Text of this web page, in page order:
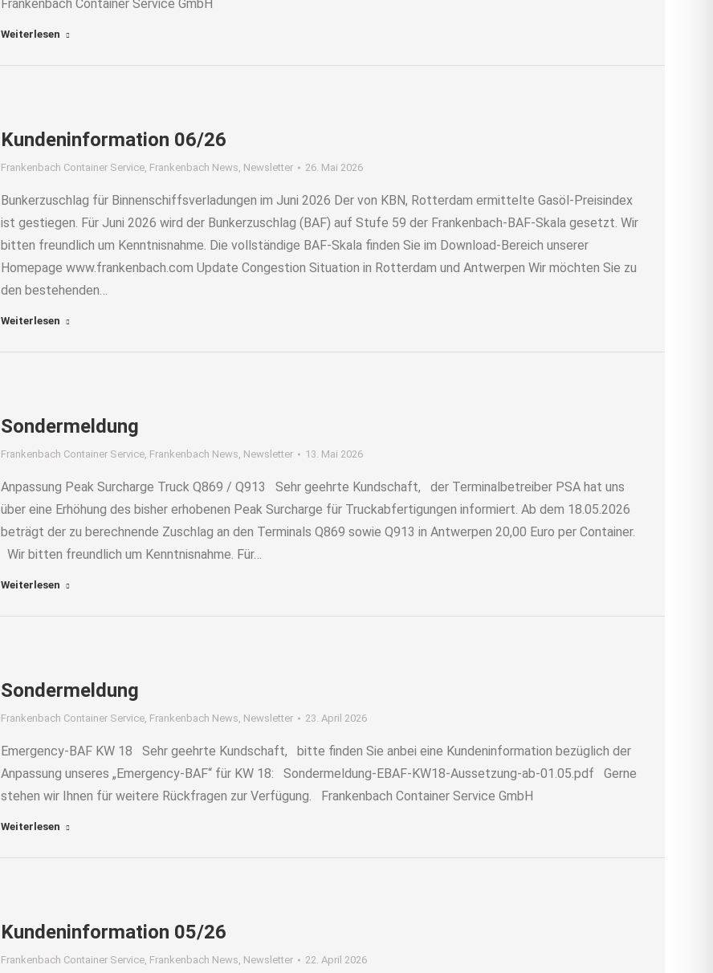
Frankenbach Container Service GmbH
Weiterlesen
Kundeninformation 06/26
Frankenbach Container Service, Frankenbach News, Newsletter 26. Mai 2026
Bunkerzuschlag für Binnenschiffsverladungen im Juni 2026 Der von KBN, Rotterdam ermittelte Gasöl-Preisindex
ist gestiegen. Für Juni 2026 wird der Bunkerzuschlag (BAF) auf Stufe 59 der Frankenbach-BAF-Skala gesetzt. Wir
bitten freundlich um Kenntnisnahme. Die vollständige BAF-Skala finden Sie im Download-Bereich unserer
Homepage www.frankenbach.com Update Congestion Situation in Rotterdam und Antwerpen Wir möchten Sie zu
den bestehenden…
Weiterlesen
Sondermeldung
Frankenbach Container Service, Frankenbach News, Newsletter 13. Mai 2026
Anpassung Peak Surcharge Truck Q869 / Q913 Sehr geehrte Kundschaft, der Terminalbetreiber PSA hat uns
über eine Erhöhung des bisher erhobenen Peak Surcharge für Truckabfertigungen informiert. Ab dem 18.05.2026
beträgt der zu berechnende Zuschlag an den Terminals Q869 sowie Q913 in Antwerpen 20,00 Euro per Container.
Wir bitten freundlich um Kenntnisnahme. Für…
Weiterlesen
Sondermeldung
Frankenbach Container Service, Frankenbach News, Newsletter 23. April 2026
Emergency-BAF KW 18 Sehr geehrte Kundschaft, bitte finden Sie anbei eine Kundeninformation bezüglich der
Anpassung unseres „Emergency-BAF“ für KW 18: Sondermeldung-EBAF-KW18-Aussetzung-ab-01.05.pdf Gerne
stehen wir Ihnen für weitere Rückfragen zur Verfügung. Frankenbach Container Service GmbH
Weiterlesen
Kundeninformation 05/26
Frankenbach Container Service, Frankenbach News, Newsletter 22. April 2026